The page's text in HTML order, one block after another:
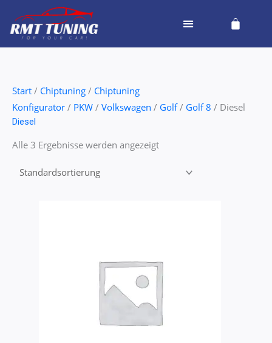
Inhalt
springen
Cart
Start / Chiptuning / Chiptuning
Konfigurator / PKW / Volkswagen / Golf/ Golf 8 / Diesel
Diesel
Alle 3 Ergebnisse werden angezeigt